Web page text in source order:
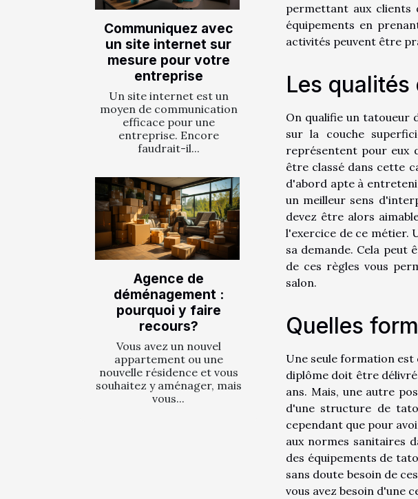
Communiquez avec
un site internet sur
mesure pour votre
entreprise
Un site internet est un
moyen de communication
efficace pour une
entreprise. Encore
faudrait-il...
Agence de
déménagement :
pourquoi y faire
recours?
Vous avez un nouvel
appartement ou une
nouvelle résidence et vous
souhaitez y aménager, mais
vous...
permettant aux clients
équipements en
activités peuvent être
Les
On qualifie un tatoueur
sur la couche
représentent pour eux
être classé dans cette
d'abord apte à
un meilleur sens
devez être alors
l'exercice de ce métier.
sa demande. Cela peut
de ces règles vous
salon.
Quelles
Une seule formation
diplôme doit être
ans. Mais, une autre
d'une structure de
cependant que pour
aux normes sanitaires
des équipements de
sans doute besoin de
vous avez besoin d'une